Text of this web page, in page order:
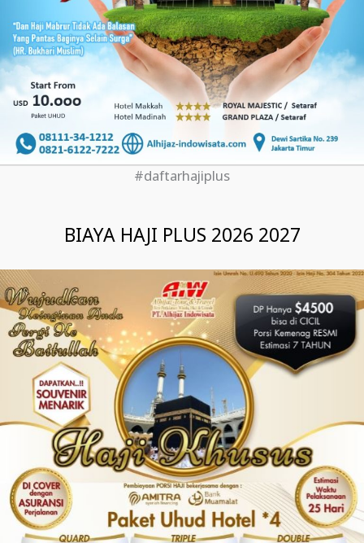
#daftarhajiplus
BIAYA HAJI PLUS 2026 2027